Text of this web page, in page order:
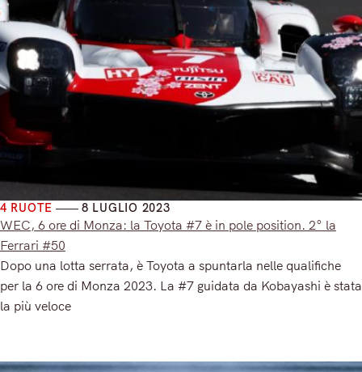
4 RUOTE 8 LUGLIO 2023
WEC, 6 ore di Monza: la Toyota #7 è in pole position. 2° la
Ferrari #50
Dopo una lotta serrata, è Toyota a spuntarla nelle qualifiche
per la 6 ore di Monza 2023. La #7 guidata da Kobayashi è stata
la più veloce